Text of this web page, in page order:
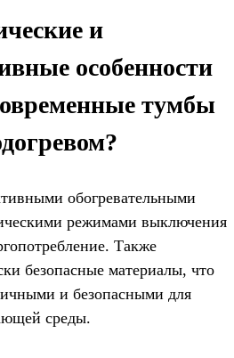
и
особенности
тумбы
обогревательными
режимами выключения
Также
безопасные материалы, что
и безопасными для
среды.